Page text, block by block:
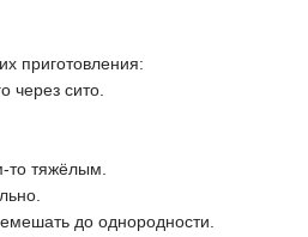
приготовления:
через сито.
то тяжёлым.
до однородности.